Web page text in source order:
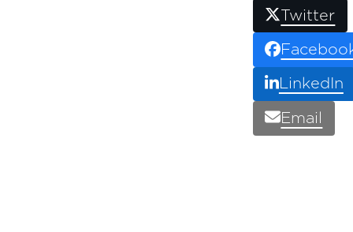
Twitter
LinkedIn
Email